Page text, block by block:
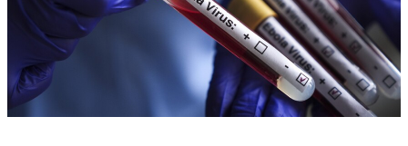
Çarpaz baxış
Təhlil
Siyasi
Geosiyasi
İqtisadi